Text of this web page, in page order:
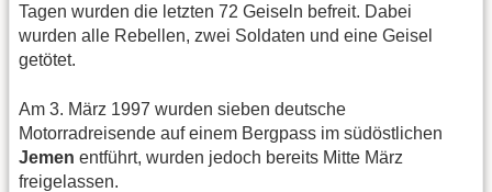
Tagen wurden die letzten 72 Geiseln befreit. Dabei
wurden alle Rebellen, zwei Soldaten und eine Geisel
getötet.
Am 3. März 1997 wurden sieben deutsche
Motorradreisende auf einem Bergpass im südöstlichen
Jemen entführt, wurden jedoch bereits Mitte März
freigelassen.